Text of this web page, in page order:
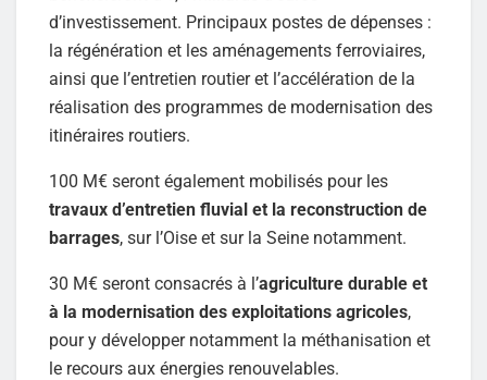
d’investissement. Principaux postes de dépenses :
la régénération et les aménagements ferroviaires,
ainsi que l’entretien routier et l’accélération de la
réalisation des programmes de modernisation des
itinéraires routiers.
100 M€ seront également mobilisés pour les
travaux d’entretien fluvial et la reconstruction de
barrages, sur l’Oise et sur la Seine notamment.
30 M€ seront consacrés à l’agriculture durable et
à la modernisation des exploitations agricoles,
pour y développer notamment la méthanisation et
le recours aux énergies renouvelables.